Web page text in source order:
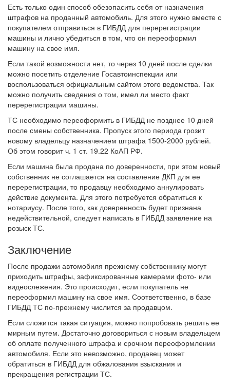
Есть только один способ обезопасить себя от назначения
штрафов на проданный автомобиль. Для этого нужно вместе с
покупателем отправиться в ГИБДД для перерегистрации
машины и лично убедиться в том, что он переоформил
машину на свое имя.
Если такой возможности нет, то через 10 дней после сделки
можно посетить отделение Госавтоинспекции или
воспользоваться официальным сайтом этого ведомства. Так
можно получить сведения о том, имел ли место факт
перерегистрации машины.
ТС необходимо переоформить в ГИБДД не позднее 10 дней
после смены собственника. Пропуск этого периода грозит
новому владельцу назначением штрафа 1500-2000 рублей.
Об этом говорит ч. 1 ст. 19.22 КоАП РФ.
Если машина была продана по доверенности, при этом новый
собственник не соглашается на составление ДКП для ее
перерегистрации, то продавцу необходимо аннулировать
действие документа. Для этого потребуется обратиться к
нотариусу. После того, как доверенность будет признана
недействительной, следует написать в ГИБДД заявление на
розыск ТС.
Заключение
После продажи автомобиля прежнему собственнику могут
приходить штрафы, зафиксированные камерами фото- или
видеослежения. Это происходит, если покупатель не
переоформил машину на свое имя. Соответственно, в базе
ГИБДД ТС по-прежнему числится за продавцом.
Если сложится такая ситуация, можно попробовать решить ее
мирным путем. Достаточно договориться с новым владельцем
об оплате полученного штрафа и срочном переоформлении
автомобиля. Если это невозможно, продавец может
обратиться в ГИБДД для обжалования взыскания и
прекращения регистрации ТС.